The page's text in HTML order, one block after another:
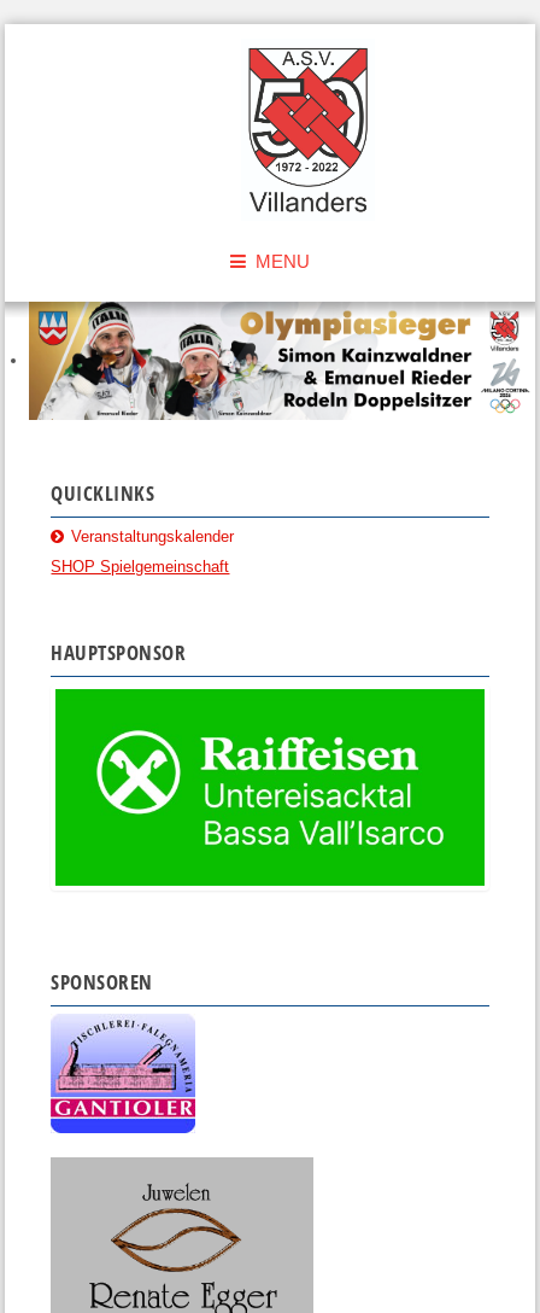
MENU
QUICKLINKS
Veranstaltungskalender
SHOP Spielgemeinschaft
HAUPTSPONSOR
SPONSOREN